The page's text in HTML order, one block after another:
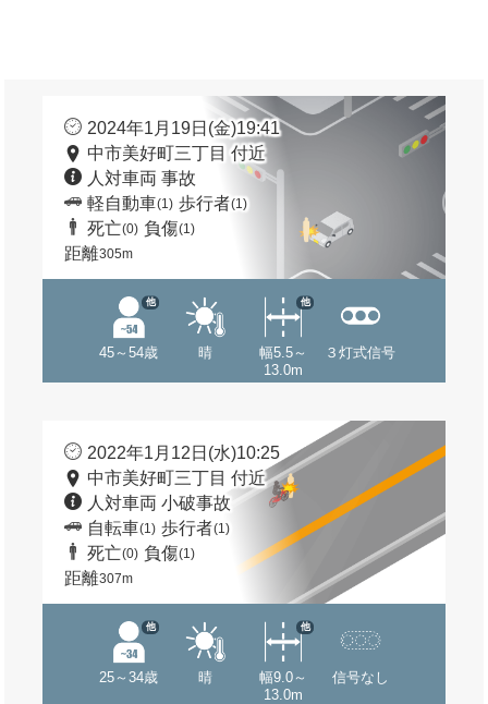
2024年1月19日(金)19:41
中市美好町三丁目 付近
人対車両 事故
軽自動車(1) 歩行者(1)
死亡(0) 負傷(1)
距離305m
45～54歳
他
晴
幅5.5～
13.0m
他
３灯式信号
2022年1月12日(水)10:25
中市美好町三丁目 付近
人対車両 小破事故
自転車(1) 歩行者(1)
死亡(0) 負傷(1)
距離307m
25～34歳
他
晴
幅9.0～
13.0m
他
信号なし